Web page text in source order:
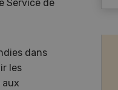
Service de
dans
les
aux